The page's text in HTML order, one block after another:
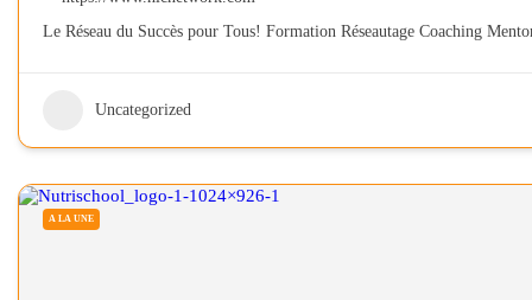
Le Réseau du Succès pour Tous! Formation Réseautage Coaching
Uncategorized
A LA UNE